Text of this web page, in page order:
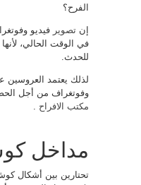
الفرح؟
إن تصوير فيديو
في الوقت الحالي،
للحدث.
لذلك يعتمد العروسين
وفوتغراف من أجل
مكتب الافراح
مداخل
تحتارين بين أشكال